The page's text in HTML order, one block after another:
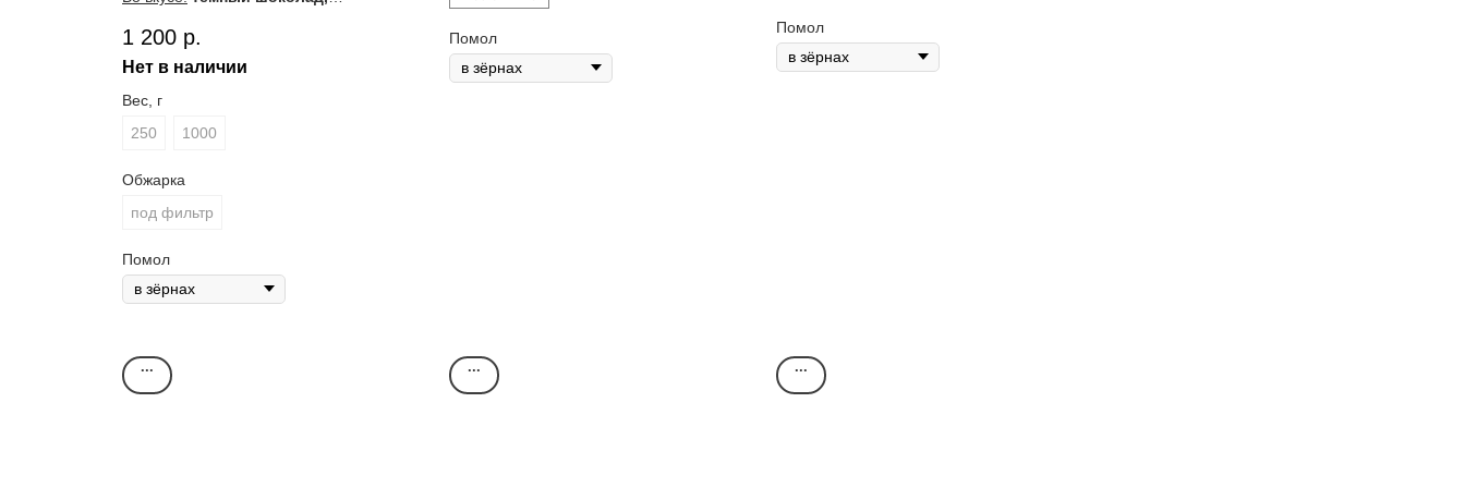
1 200 р.
Нет в наличии
Вес, г
250
1000
Обжарка
под фильтр
Помол
...
Классификация:
Урожай:
2025/26.
Оценка SCA: 87,75.
Помол
...
цитрус.
Помол
...